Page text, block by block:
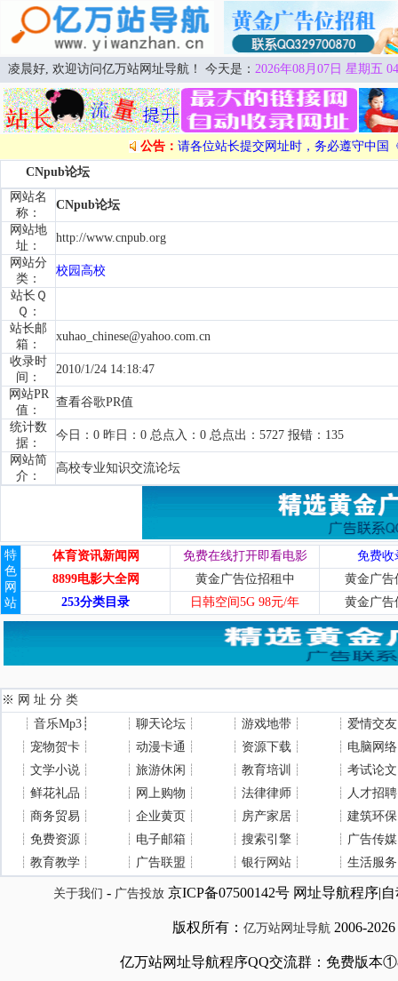
凌晨好, 欢迎访问亿万站网址导航！ 今天是： 2026年08月07日 星期五
公告： 请各位站长提交网址时，务必遵守中国
CNpub论坛
网站名
称：
CNpub论坛
网站地
址：
http://www.cnpub.org
网站分
类：
校园高校
站长Ｑ
Ｑ：
站长邮
箱：
xuhao_chinese@yahoo.com.cn
收录时
间：
2010/1/24 14:18:47
网站PR
值：
查看谷歌PR值
统计数
据：
今日：0 昨日：0 总点入：0 总点出：5727 报错：135
网站简
介：
高校专业知识交流论坛
特
色
网
站
体育资讯新闻网 免费在线打开即看电影
免费收
8899电影大全网
黄金广告位招租中
黄金广告
253分类目录
日韩空间5G 98元/年 黄金广告
※ 网 址 分 类
┊ 音乐Mp3 ┊ ┊ 聊天论坛 ┊ ┊ 游戏地带 ┊ ┊ 爱情交友
┊ 宠物贺卡 ┊ ┊ 动漫卡通 ┊ ┊ 资源下载 ┊ ┊ 电脑网络
┊ 文学小说 ┊ ┊ 旅游休闲 ┊ ┊ 教育培训 ┊ ┊ 考试论文
┊ 鲜花礼品 ┊ ┊ 网上购物 ┊ ┊ 法律律师 ┊ ┊ 人才招聘
┊ 商务贸易 ┊ ┊ 企业黄页 ┊ ┊ 房产家居 ┊ ┊ 建筑环保
┊ 免费资源 ┊ ┊ 电子邮箱 ┊ ┊ 搜索引擎 ┊ ┊ 广告传媒
┊ 教育教学 ┊ ┊ 广告联盟 ┊ ┊ 银行网站 ┊ ┊ 生活服务
关于我们 - 广告投放京ICP备07500142号 网址导航程序|
版权所有： 亿万站网址导航 2006-2026
亿万站网址导航程序QQ交流群：免费版本